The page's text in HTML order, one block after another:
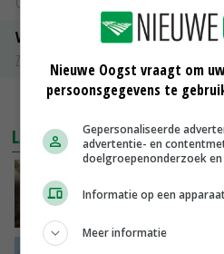
Volle melkpoeder
Zuivel NL
MEER
LAATSTE NIEUWS
zorgen voor meer
Nieuwe Oogst vraagt om
persoonsgegevens te
Gepersonaliseerde
advertentie- en
doelgroepenonderzoek
Informatie op een
Meer informatie